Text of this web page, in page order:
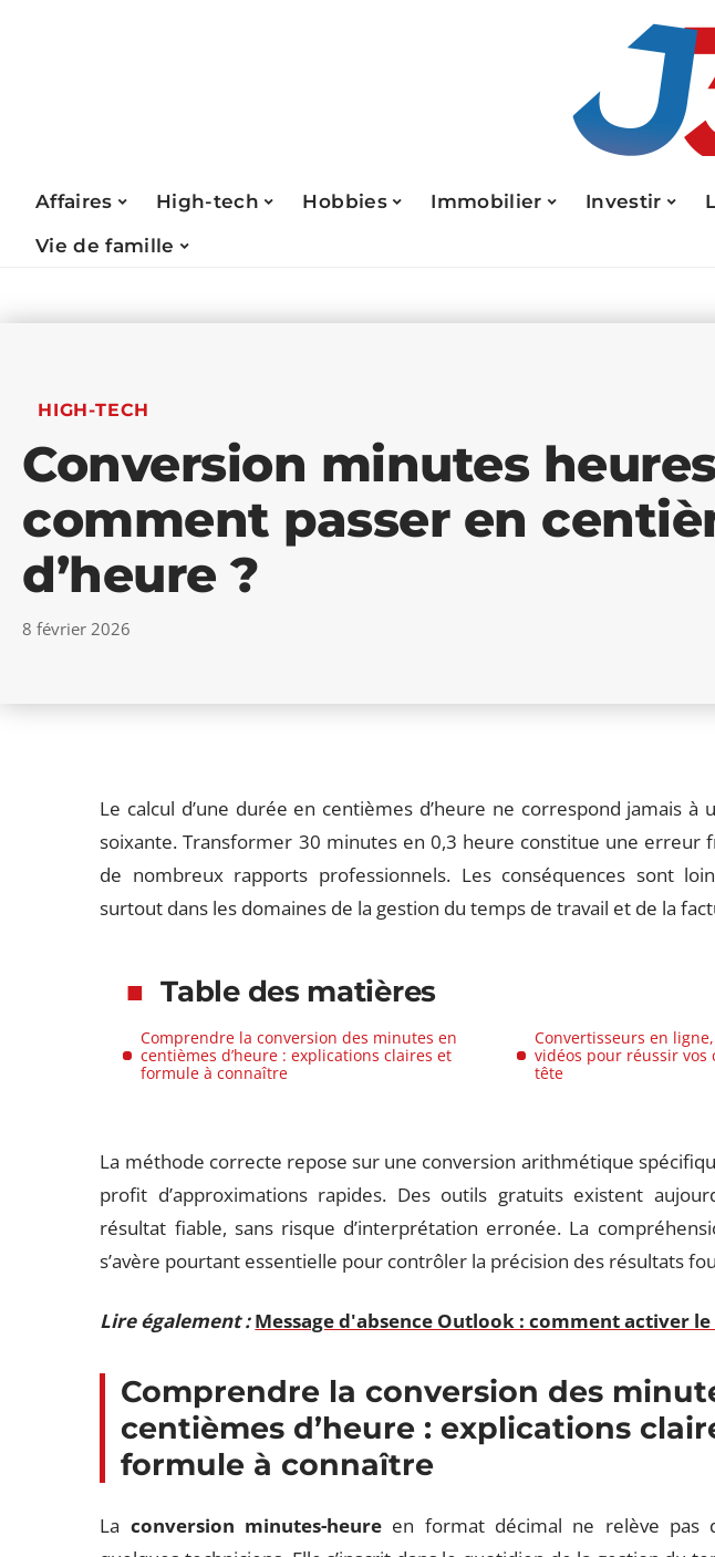
Affaires High-tech Hobbies Immobilier Investir
Vie de famille
HIGH-TECH
Conversion minutes
comment passer en
d’heure ?
8 février 2026
Le calcul d’une durée en centièmes d’heure ne correspond jamais à
soixante. Transformer 30 minutes en 0,3 heure constitue une erreur
de nombreux rapports professionnels. Les conséquences sont
surtout dans les domaines de la gestion du temps de travail et de la
Table des matières
Comprendre la conversion des minutes en
centièmes d’heure : explications claires et
formule à connaître
Convertisseurs en
vidéos pour réussir vos
tête
La méthode correcte repose sur une conversion arithmétique
profit d’approximations rapides. Des outils gratuits existent
résultat fiable, sans risque d’interprétation erronée. La
s’avère pourtant essentielle pour contrôler la précision des résultats
Lire également : Message d'absence Outlook : comment activer le
Comprendre la conversion des
centièmes d’heure : explications
formule à connaître
La conversion minutes-heure en format décimal ne relève pas